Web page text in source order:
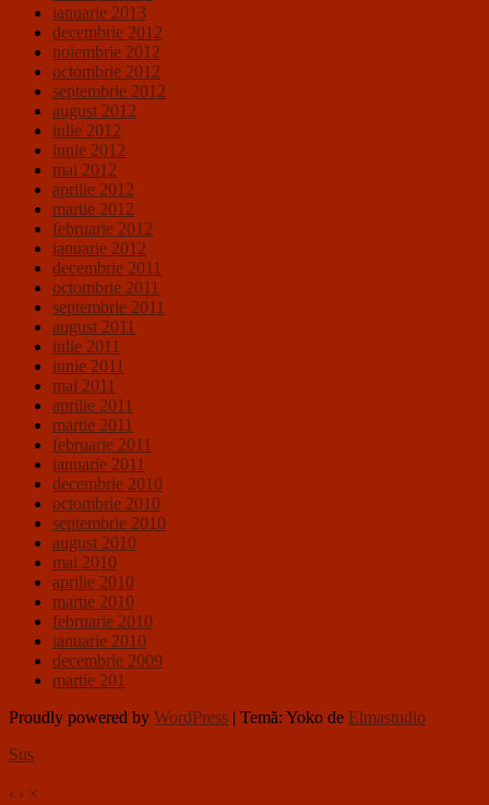
ianuarie 2013
decembrie 2012
noiembrie 2012
octombrie 2012
septembrie 2012
august 2012
iulie 2012
iunie 2012
mai 2012
aprilie 2012
martie 2012
februarie 2012
ianuarie 2012
decembrie 2011
octombrie 2011
septembrie 2011
august 2011
iulie 2011
iunie 2011
mai 2011
aprilie 2011
martie 2011
februarie 2011
ianuarie 2011
decembrie 2010
octombrie 2010
septembrie 2010
august 2010
mai 2010
aprilie 2010
martie 2010
februarie 2010
ianuarie 2010
decembrie 2009
martie 201
Proudly powered by WordPress | Temă: Yoko de Elmastudio
Sus
‹ › ×